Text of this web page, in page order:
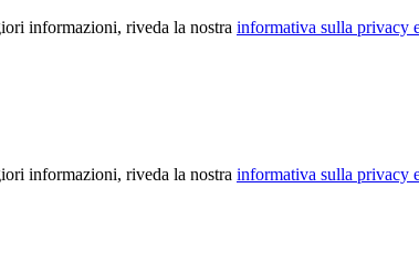
informazioni, riveda la nostra informativa sulla privacy
informazioni, riveda la nostra informativa sulla privacy